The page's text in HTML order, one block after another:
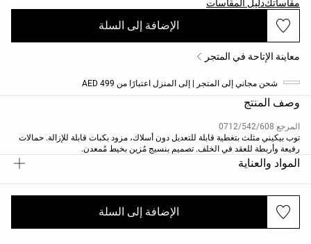
مقاساتكدليل المقاسات
الإضافة إلى السلة
الإضافة إلى السلة
معاينة الإتاحة في المتجر
شحن مجاني إلى المتجر | إلى المنزل اعتبارًا من 499 AED
وصف المنتج
المرجع 0712/542/608
توب بيكيني مثلث بتغطية قابلة للتعديل دون أسلاك، مزود بكبات قابلة للإزالة. حمالات
رفيعة وأربطة للعقد في الخلف. تصميم بنسيج مُزين بخيط مُمعدن.
المواد والعناية
الشحن والإرجاع